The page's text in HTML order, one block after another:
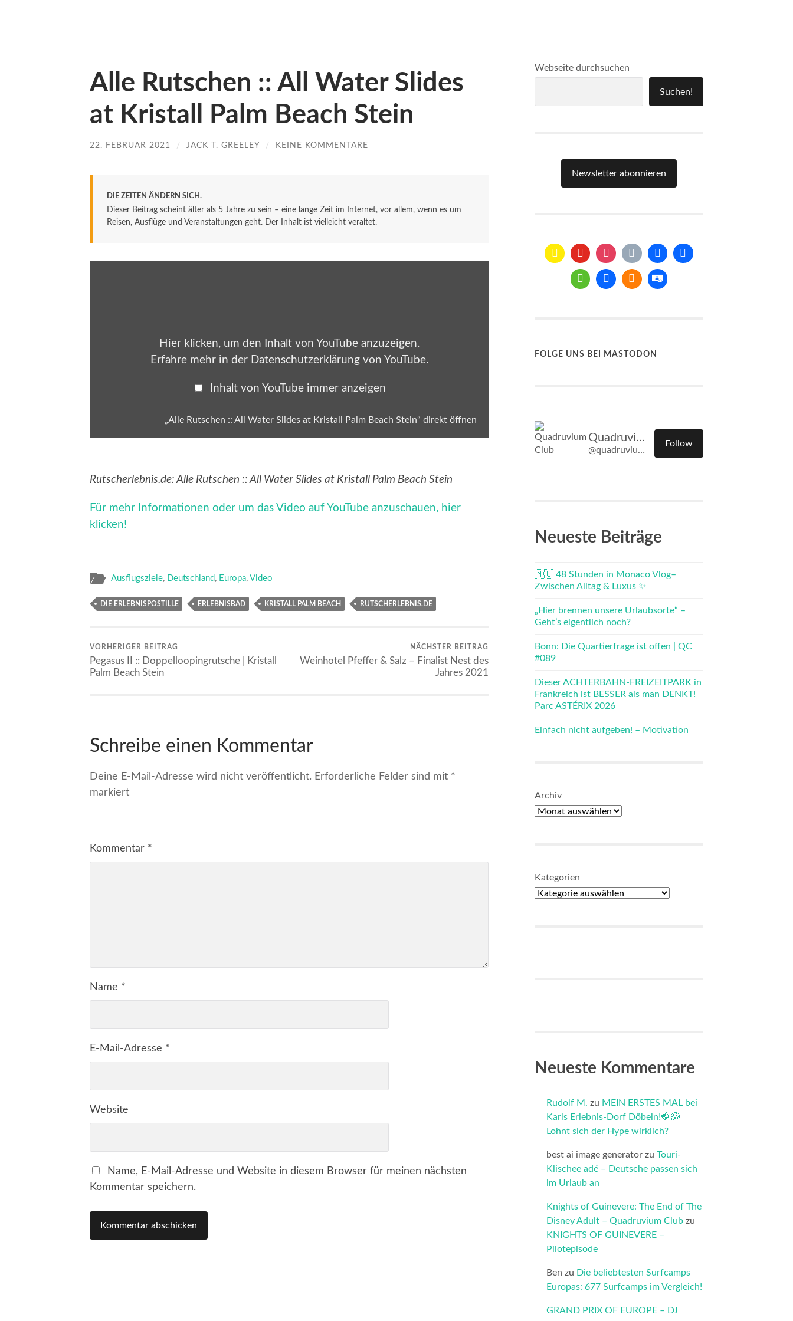
Alle Rutschen :: All Water Slides
at Kristall Palm Beach Stein
22. FEBRUAR 2021 / JACK T. GREELEY / KEINE KOMMENTARE
DIE ZEITEN ÄNDERN SICH.
Dieser Beitrag scheint älter als 5 Jahre zu sein – eine lange Zeit im Internet, vor allem, wenn es um
Reisen, Ausflüge und Veranstaltungen geht. Der Inhalt ist vielleicht veraltet.
Hier klicken, um den Inhalt von YouTube anzuzeigen.
Erfahre mehr in der Datenschutzerklärung von YouTube.
Inhalt von YouTube immer anzeigen
„Alle Rutschen :: All Water Slides at Kristall Palm Beach Stein“ direkt öffnen
Rutscherlebnis.de: Alle Rutschen :: All Water Slides at Kristall Palm Beach Stein
Für mehr Informationen oder um das Video auf YouTube anzuschauen, hier
klicken!
Ausflugsziele, Deutschland , Europa, Video
DIE ERLEBNISPOSTILLE ERLEBNISBAD KRISTALL PALM BEACH RUTSCHERLEBNIS.DE
VORHERIGER BEITRAG
Pegasus II :: Doppelloopingrutsche | Kristall
Palm Beach Stein
NÄCHSTER BEITRAG
Weinhotel Pfeffer & Salz – Finalist Nest des
Jahres 2021
Schreibe einen Kommentar
Deine E-Mail-Adresse wird nicht veröffentlicht. Erforderliche Felder sind mit *
markiert
Kommentar *
Name *
E-Mail-Adresse *
Website
Name, E-Mail-Adresse und Website in diesem Browser für meinen nächsten
Kommentar speichern.
Webseite durchsuchen
Suchen!
Newsletter abonnieren
FOLGE UNS BEI MASTODON
Quadruvium Club
@quadruvium.club@quadruvium.club
Follow
Neueste Beiträge
🇲🇨 48 Stunden in Monaco Vlog–
Zwischen Alltag & Luxus ✨
„Hier brennen unsere Urlaubsorte“ –
Geht’s eigentlich noch?
Bonn: Die Quartierfrage ist offen | QC
#089
Dieser ACHTERBAHN-FREIZEITPARK in
Frankreich ist BESSER als man DENKT!
Parc ASTÉRIX 2026
Einfach nicht aufgeben! – Motivation
Archiv
Kategorien
Neueste Kommentare
Rudolf M. zu MEIN ERSTES MAL bei
Karls Erlebnis-Dorf Döbeln!🍓😱
Lohnt sich der Hype wirklich?
best ai image generator zu Touri-
Klischee adé – Deutsche passen sich
im Urlaub an
Knights of Guinevere: The End of The
Disney Adult – Quadruvium Club zu
KNIGHTS OF GUINEVERE –
Pilotepisode
Ben zu Die beliebtesten Surfcamps
Europas: 677 Surfcamps im Vergleich!
GRAND PRIX OF EUROPE – DJ